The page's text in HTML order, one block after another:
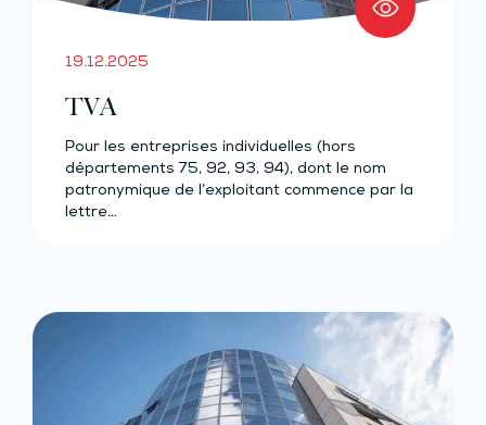
19.12.2025
TVA
Pour les entreprises individuelles (hors
départements 75, 92, 93, 94), dont le nom
patronymique de l’exploitant commence par la
lettre…